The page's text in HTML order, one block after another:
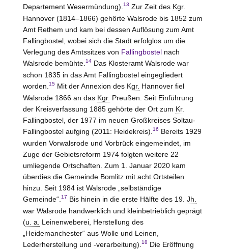
Departement Wesermündung). 13 Zur Zeit des Kgr.
Hannover(1814–1866) gehörte Walsrode bis 1852 zum
Amt Rethem und kam bei dessen Auflösung zum Amt
Fallingbostel, wobei sich die Stadt erfolglos um die
Verlegung des Amtssitzes von Fallingbostelnach
Walsrode bemühte. 14Das Klosteramt Walsrodewar
schon 1835 in das Amt Fallingbosteleingegliedert
worden. 15Mit der Annexion des Kgr. Hannoverfiel
Walsrode 1866 an das Kgr. Preußen. Seit Einführung
der Kreisverfassung 1885 gehörte der Ort zum Kr.
Fallingbostel, der 1977 im neuen Großkreises Soltau-
Fallingbostelaufging (2011: Heidekreis). 16 Bereits 1929
wurden Vorwalsrode und Vorbrück eingemeindet, im
Zuge der Gebietsreform 1974 folgten weitere 22
umliegende Ortschaften. Zum 1. Januar 2020 kam
überdies die Gemeinde Bomlitz mit acht Ortsteilen
hinzu. Seit 1984 ist Walsrode „selbständige
Gemeinde“. 17 Bis hinein in die erste Hälfte des 19. Jh.
war Walsrode handwerklich und kleinbetrieblich geprägt
(u. a.
Leinenweberei, Herstellung des
„Heidemanchester“ aus Wolle und Leinen,
Lederherstellung und -verarbeitung). 18 Die Eröffnung